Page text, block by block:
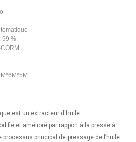
99 %
est un extracteur d'huile
et amélioré par rapport à la presse à
processus principal de pressage de l’huile